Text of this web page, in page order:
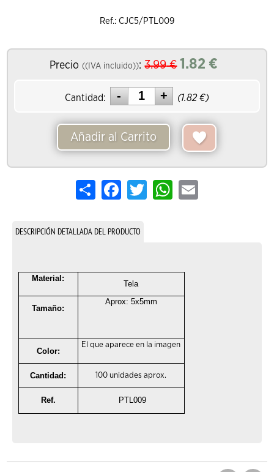
Ref.: CJC5/PTL009
Precio((IVA incluido)): 3.99€ 1.82 €
Cantidad: (1.82€)
Añadir al Carrito
Share FacebookTwitterWhatsApp
Email
DESCRIPCIÓN DETALLADA DEL PRODUCTO
Material:
Tela
Tamaño:
Aprox: 5x5mm
Color:
El que aparece en la imagen
Cantidad: 100 unidades aprox.
Ref. PTL009